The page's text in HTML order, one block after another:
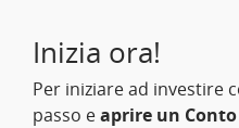
Inizia ora!
Per iniziare ad investire
passo eaprire un Conto